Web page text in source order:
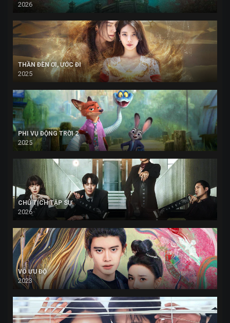
2026
THẦN ĐÈN ƠI, ƯỚC ĐI
2025
PHI VỤ ĐỘNG TRỜI 2
2025
CHỦ TỊCH TẬP SỰ
2026
VÔ ƯU ĐỘ
2023